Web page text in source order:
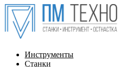
Инструменты
Станки